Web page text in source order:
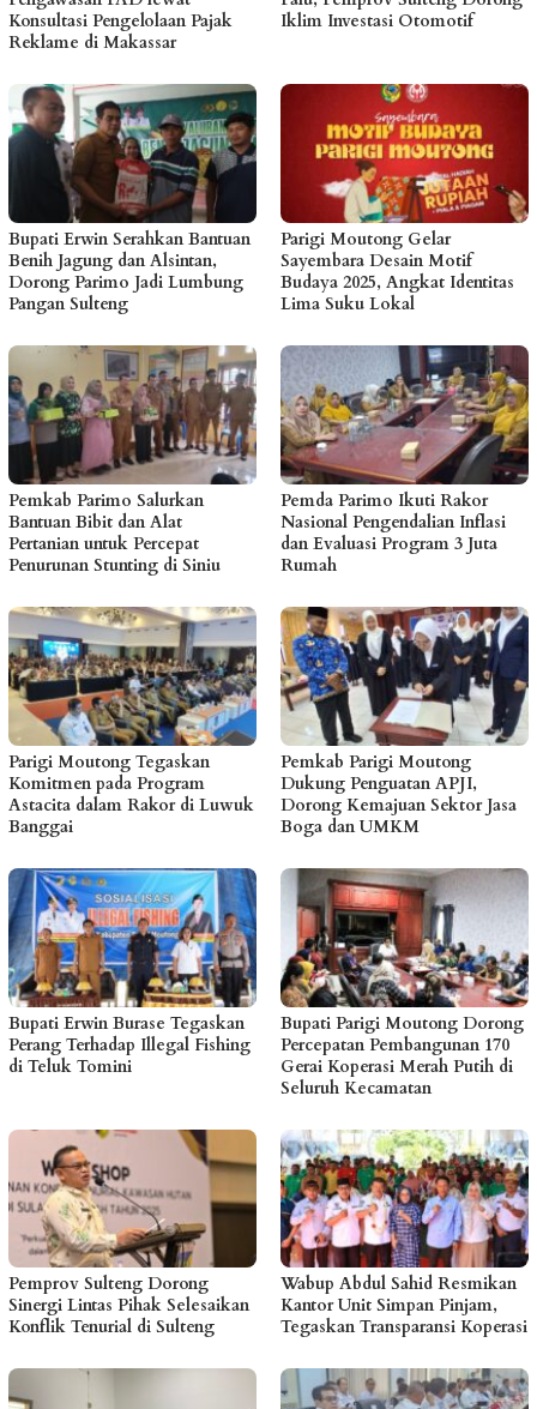
Konsultasi Pengelolaan Pajak
Reklame di Makassar
Iklim Investasi Otomotif
Bupati Erwin Serahkan Bantuan
Benih Jagung dan Alsintan,
Dorong Parimo Jadi Lumbung
Pangan Sulteng
Parigi Moutong Gelar
Sayembara Desain Motif
Budaya 2025, Angkat Identitas
Lima Suku Lokal
Pemkab Parimo Salurkan
Bantuan Bibit dan Alat
Pertanian untuk Percepat
Penurunan Stunting di Siniu
Pemda Parimo Ikuti Rakor
Nasional Pengendalian Inflasi
dan Evaluasi Program 3 Juta
Rumah
Parigi Moutong Tegaskan
Komitmen pada Program
Astacita dalam Rakor di Luwuk
Banggai
Pemkab Parigi Moutong
Dukung Penguatan APJI,
Dorong Kemajuan Sektor Jasa
Boga dan UMKM
Bupati Erwin Burase Tegaskan
Perang Terhadap Illegal Fishing
di Teluk Tomini
Bupati Parigi Moutong Dorong
Percepatan Pembangunan 170
Gerai Koperasi Merah Putih di
Seluruh Kecamatan
Pemprov Sulteng Dorong
Sinergi Lintas Pihak Selesaikan
Konflik Tenurial di Sulteng
Wabup Abdul Sahid Resmikan
Kantor Unit Simpan Pinjam,
Tegaskan Transparansi Koperasi